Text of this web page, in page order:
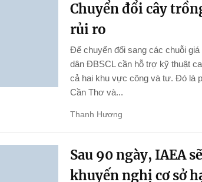
Chuyển đổi cây
rủi ro
Để chuyển đổi sang các chuỗi
dân ĐBSCL cần hỗ trợ kỹ thuật
cả hai khu vực công và tư. Đó là
Cần Thơ và...
Thanh Hương
Sau 90 ngày, IAEA
khuyến nghị cơ sở